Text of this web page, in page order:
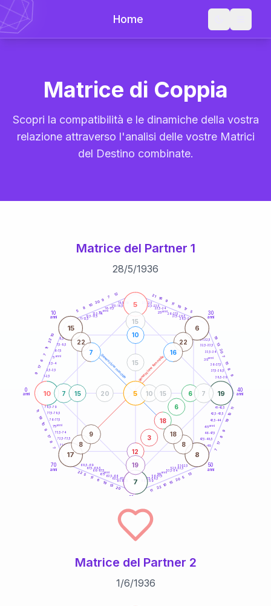
Home
Matrice di Coppia
Scopri la compatibilità e le dinamiche della vostra
relazione attraverso l'analisi delle vostre Matrici
del Destino combinate.
Matrice del Partner 1
28/5/1936
generazione maschile generazione femminile
0
anni
10
anni
30
anni
40
anni
50
anni
60
70
anni
1-2,5
2,5-3,5
3,5-4
6-7,5
7,5-8,5
8,5-9
11-12,5
12,5-13,5
13,5-14
16-17,5
17,5-18,5
18,5-19
21-22,5
22,5-23,5
23,5-24
26-27,5
27,5-28,5
28,5-29
31-32,5
32,5-33,5
33,5-34
36-37,5
37,5-38,5
38,5-39
41-42,5
42,5-43,5
43,5-44
46-47,5
47,5-48,5
48,5-49
51-52,5
52,5-53,5
53,5-54
56-57,5
57,5-58,5
58,5-59
61-62,5
62,5-63,5
63,5-64
66-67,5
67,5-68,5
68,5-69
71-72,5
72,5-73,5
73,5-74
76-77,5
77,5-78,5
78,5-79
9
17
6
7
11
22
10
5
8
10
20
9
7
12 21
16
9
11
10
17
5
19
13
20
7
15
8
9
11
10
19
9
8
17
7
13
5
20
15
10
22
11
20
13
19
6
11
5
22
7
8
17
9
10
19
11
10
5
19
7
5
15 6
17 8
12
3
18
6
6
7
15
7
19
15
10
10 15
20
15
22
7
22
16
8
9
8
18
5anni
15 anni 25anni
35anni
45anni
55anni
65anni
75anni
Matrice del Partner 2
1/6/1936